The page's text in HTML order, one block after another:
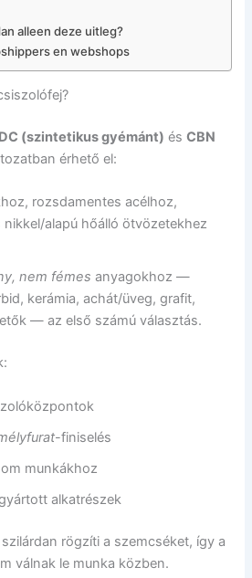
alleen deze uitleg?
en webshops
(szintetikus gyémánt) ésCBN
érhető el:
rozsdamentes acélhoz,
alapú hőálló ötvözetekhez
nem fémes anyagokhoz —
kerámia, achát/üveg, grafit,
— az első számú választás.
-finiselés
munkákhoz
alkatrészek
rögzíti a szemcséket, így a
válnak le munka közben.